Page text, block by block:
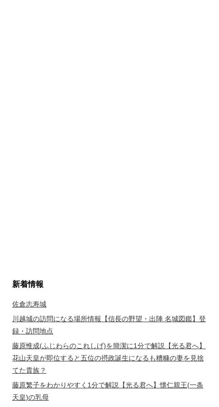
新着情報
佐倉志寿城
川越城の訪問になる場所情報【信長の野望・出陣 名城図鑑】登
録・訪問地点
藤原惟成(ふじわらのこれしげ)を簡潔に1分で解説【光る君へ】
花山天皇が即位すると五位の摂政誕生になるも糟糠の妻を見捨
てた貴族？
藤原繁子をわかりやすく1分で解説【光る君へ】懐仁親王(一条
天皇)の乳母